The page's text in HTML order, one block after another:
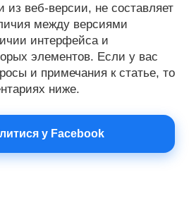
из веб-версии, не составляет
между версиями
интерфейса и
элементов. Если у вас
и примечания к статье, то
ниже.
у Facebook